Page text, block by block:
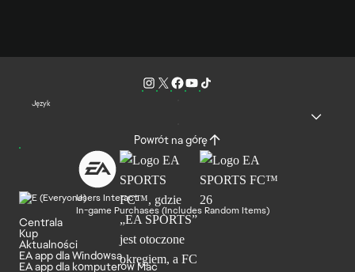
Język
Powrót na górę
Users Interact
In-game Purchases (Includes Random Items)
Centrala
Kup
Aktualności
EA app dla Windowsa
EA app dla komputerów Mac